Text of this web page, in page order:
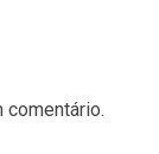
comentário.